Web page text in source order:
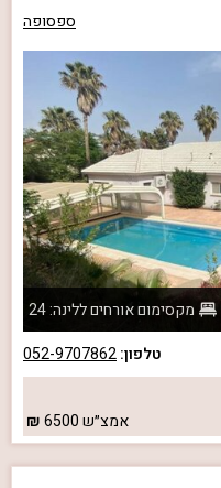
ספסופה
מקסימום אורחים ללינה: 24
טלפון:052-9707862
אמצ״ש6500